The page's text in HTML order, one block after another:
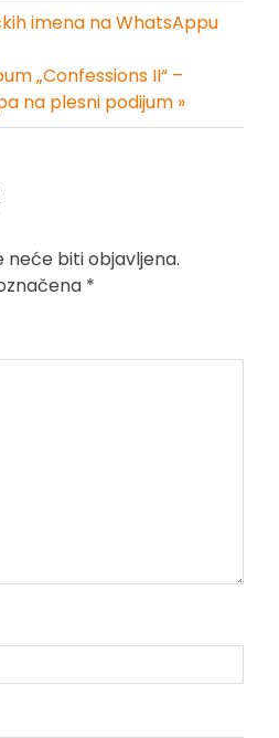
imena na WhatsAppu
„Confessions II“ –
na plesni podijum »
biti objavljena.
*